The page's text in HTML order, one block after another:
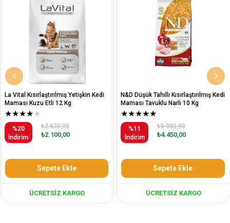
Yetişkin Kedi
12 Kg
KARGO
N&D Düşük Tahıllı Kısırlaştırılmış Kedi
Maması Tavuklu Narlı 10 Kg
₺4.450,00
₺5.000,00
ÜCRETSIZ KARGO
N&D Düşük
Maması